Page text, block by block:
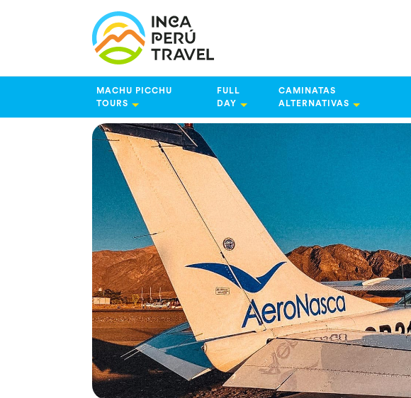
MACHU PICCHU
TOURS
FULL
DAY
CAMINATAS
ALTERNATIVAS